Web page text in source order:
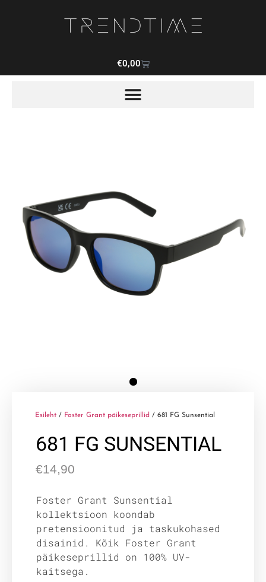
€0,00
Esileht / Foster Grant päikeseprillid / 681 FG Sunsential
681 FG SUNSENTIAL
€14,90
Foster Grant Sunsential
kollektsioon koondab
pretensioonitud ja taskukohased
disainid. Kõik Foster Grant
päikeseprillid on 100% UV-
kaitsega.